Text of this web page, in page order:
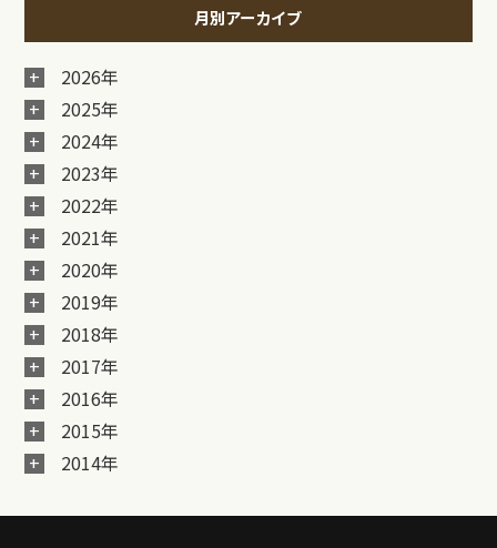
月別アーカイブ
2026年
2025年
2024年
2023年
2022年
2021年
2020年
2019年
2018年
2017年
2016年
2015年
2014年